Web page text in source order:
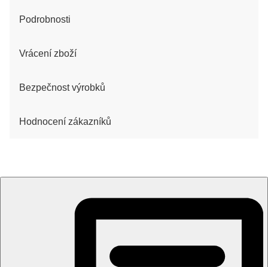
Podrobnosti
Vrácení zboží
Bezpečnost výrobků
Hodnocení zákazníků